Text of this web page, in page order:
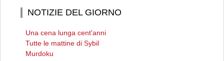
NOTIZIE DEL GIORNO
Una cena lunga cent'anni
Tutte le mattine di Sybil
Murdoku